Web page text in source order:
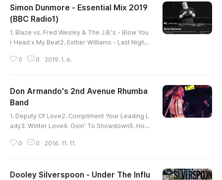
Simon Dunmore - Essential Mix 2019
(BBC Radio1)
1. Blaze vs. Fred Wesley & The J.B.'s - Blow You
r Head x My Beat2. Esther Williams - Last Night
edo - I Wouldn't Change A Thing4. Thelma Hous
You7. The Salsoul Orchestra - Seconds8. Unive
rsal Robot Band - Barely Breaking Even9. Glen
0 0 2019. 1. 6.
Don Armando's 2nd Avenue Rhumba
Band
1. Deputy Of Love2. Compliment Your Leading L
ady3. Winter Love4. Goin' To Showdown5. How
Ti / This Is Just For You ================앨
I'm An Indian Too를 디스코의 형태로 재구성했는데, 원
0 0 2016. 11. 11.
Dooley Silverspoon - Under The Influ